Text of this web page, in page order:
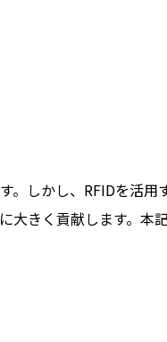
。しかし、RFIDを活用
大きく貢献します。本